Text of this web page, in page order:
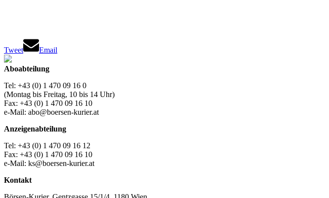
Tweet Email
Aboabteilung
Tel: +43 (0) 1 470 09 16 0
(Montag bis Freitag, 10 bis 14 Uhr)
Fax: +43 (0) 1 470 09 16 10
e-Mail: abo@boersen-kurier.at
Anzeigenabteilung
Tel: +43 (0) 1 470 09 16 12
Fax: +43 (0) 1 470 09 16 10
e-Mail: ks@boersen-kurier.at
Kontakt